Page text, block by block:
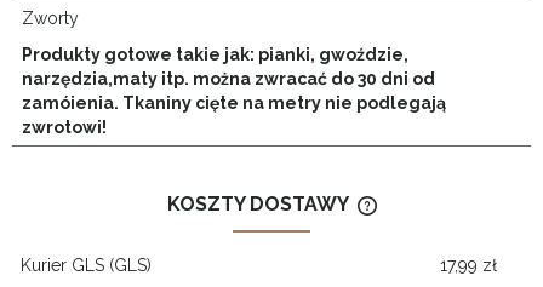
Zworty
Produkty gotowe takie jak: pianki, gwoździe,
narzędzia,maty itp. można zwracać do 30 dni od
zamóienia. Tkaniny cięte na metry nie podlegają
zwrotowi!
KOSZTY DOSTAWY
Kurier GLS (GLS) 17,99 zł